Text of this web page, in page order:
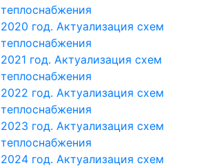
теплоснабжения
2020 год. Актуализация схем
теплоснабжения
2021 год. Актуализация схем
теплоснабжения
2022 год. Актуализация схем
теплоснабжения
2023 год. Актуализация схем
теплоснабжения
2024 год. Актуализация схем